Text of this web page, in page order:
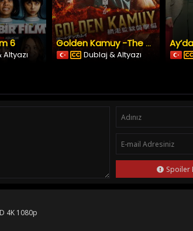
6
Golden Kamuy -The Abashiri Prison Raid
Dublaj & Altyazı
Spoiler
4K 1080p